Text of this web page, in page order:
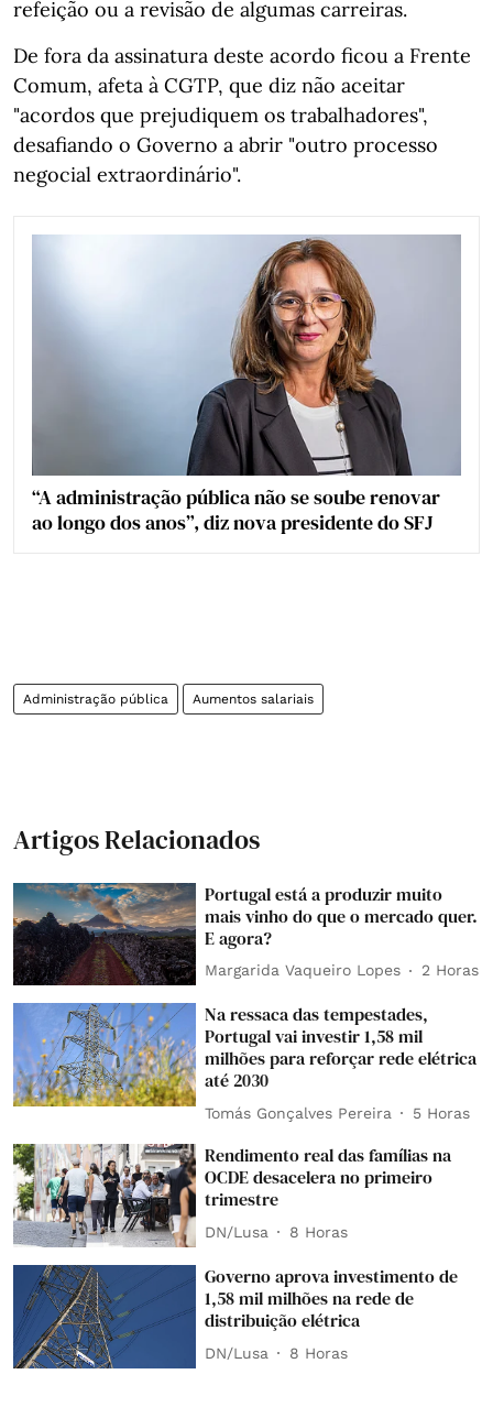
refeição ou a revisão de algumas carreiras.
De fora da assinatura deste acordo ficou a Frente
Comum, afeta à CGTP, que diz não aceitar
"acordos que prejudiquem os trabalhadores",
desafiando o Governo a abrir "outro processo
negocial extraordinário".
“A administração pública não se soube renovar
ao longo dos anos”, diz nova presidente do SFJ
Administração pública Aumentos salariais
Artigos Relacionados
Portugal está a produzir muito
mais vinho do que o mercado quer.
E agora?
Margarida Vaqueiro Lopes 2 Horas
Na ressaca das tempestades,
Portugal vai investir 1,58 mil
milhões para reforçar rede elétrica
até 2030
Tomás Gonçalves Pereira 5 Horas
Rendimento real das famílias na
OCDE desacelera no primeiro
trimestre
DN/Lusa 8 Horas
Governo aprova investimento de
1,58 mil milhões na rede de
distribuição elétrica
DN/Lusa 8 Horas